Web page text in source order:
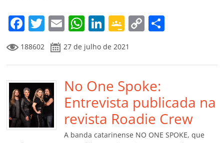
m
F
a
c
e
b
o
o
k
T
w
itt
er
E
m
ai
l
W
h
at
s
A
p
p
Li
n
k
e
dI
n
G
o
o
gl
e
Cl
a
ss
C
y
Li
n
k
p
til
h
ar
188602 27 de julho de 2021
No One Spoke:
Entrevista publicada na
revista Roadie Crew
A banda catarinense NO ONE SPOKE, que